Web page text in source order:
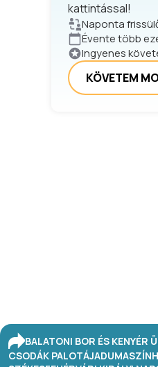
kattintással!
Naponta
Évente több
Ingyenes
KÖVETEM
BALATONI BOR ÉS KENYÉR
CSODÁK PALOTÁJA